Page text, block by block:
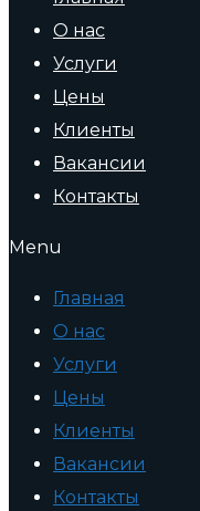
О нас
Услуги
Цены
Клиенты
Вакансии
Контакты
Menu
Главная
О нас
Услуги
Цены
Клиенты
Вакансии
Контакты